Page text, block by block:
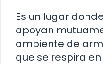
Es un lugar
apoyan
ambiente de
que se respira